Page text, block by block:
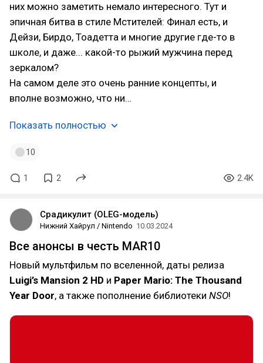
них можно заметить немало интересного. Тут и
эпичная битва в стиле Мстителей: Финал есть, и
Дейзи, Бирдо, Тоадетта и многие другие где-то в
школе, и даже... какой-то рыжий мужчина перед
зеркалом?
На самом деле это очень ранние концепты, и
вполне возможно, что ни…
Показать полностью
10
1 2 2.4K
Срадикулит (OLEG-модель)
Нижний Хайрул / Nintendo 10.03.2024
Все анонсы в честь MAR10
Новый мультфильм по вселенной, даты релиза
Luigi’s Mansion 2 HD и Paper Mario: The Thousand
Year Door, а также пополнение библиотеки NSO!